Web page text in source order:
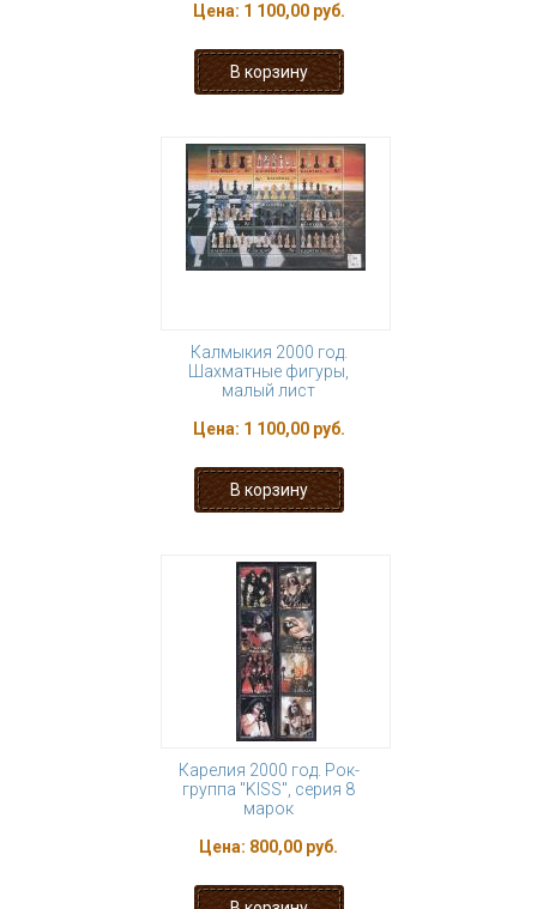
Цена: 1 100,00 руб.
Калмыкия 2000 год.
Шахматные фигуры,
малый лист
Цена: 1 100,00 руб.
Карелия 2000 год. Рок-
группа "KISS", серия 8
марок
Цена: 800,00 руб.